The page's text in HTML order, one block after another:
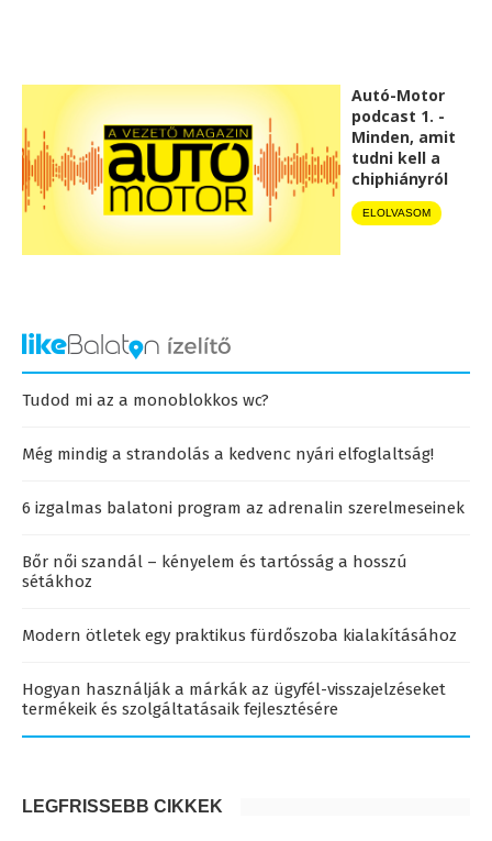
Autó-Motor
podcast 1. -
Minden, amit
tudni kell a
chiphiányról
ELOLVASOM
Tudod mi az a monoblokkos wc?
Még mindig a strandolás a kedvenc nyári elfoglaltság!
6 izgalmas balatoni program az adrenalin szerelmeseinek
Bőr női szandál – kényelem és tartósság a hosszú
sétákhoz
Modern ötletek egy praktikus fürdőszoba kialakításához
Hogyan használják a márkák az ügyfél-visszajelzéseket
termékeik és szolgáltatásaik fejlesztésére
LEGFRISSEBB CIKKEK